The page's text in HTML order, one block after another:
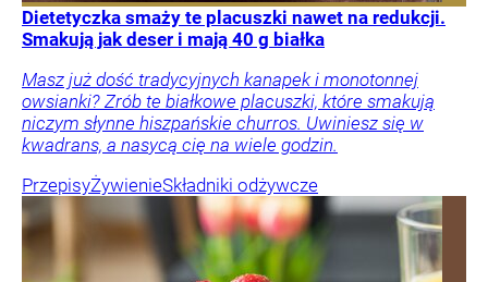
Dietetyczka smaży te placuszki nawet na redukcji.
Smakują jak deser i mają 40 g białka
Masz już dość tradycyjnych kanapek i monotonnej
owsianki? Zrób te białkowe placuszki, które smakują
niczym słynne hiszpańskie churros. Uwiniesz się w
kwadrans, a nasycą cię na wiele godzin.
PrzepisyŻywienieSkładniki odżywcze